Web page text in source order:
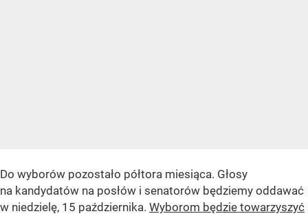
Do wyborów pozostało półtora miesiąca. Głosy
na kandydatów na posłów i senatorów będziemy oddawać
w niedzielę, 15 października. Wyborom będzie towarzyszyć